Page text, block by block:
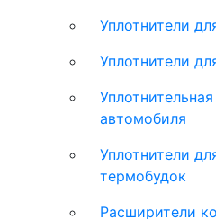
Уплотнители
Уплотнители
автомобиля
Уплотнители
термобудок
Расширители